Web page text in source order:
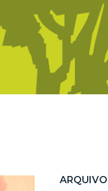
ARQUIVO